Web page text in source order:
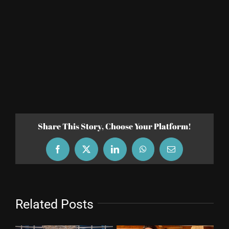
Share This Story, Choose Your Platform!
FacebookX LinkedInWhatsAppEmail
Related Posts